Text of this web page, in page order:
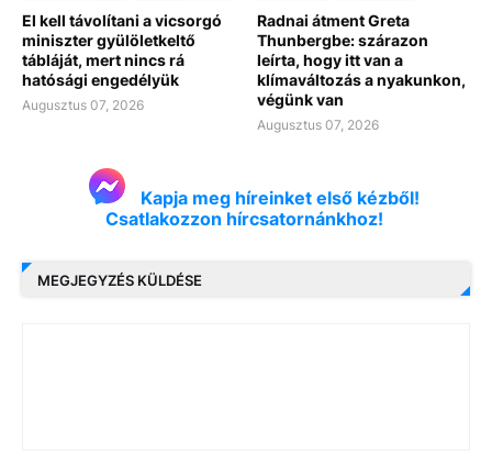
El kell távolítani a vicsorgó
miniszter gyülöletkeltő
tábláját, mert nincs rá
hatósági engedélyük
Augusztus 07, 2026
Radnai átment Greta
Thunbergbe: szárazon
leírta, hogy itt van a
klímaváltozás a nyakunkon,
végünk van
Augusztus 07, 2026
Kapja meg híreinket első kézből!
Csatlakozzon hírcsatornánkhoz!
MEGJEGYZÉS KÜLDÉSE